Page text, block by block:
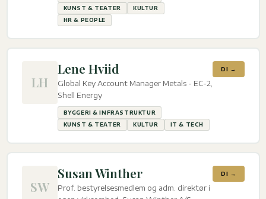
KUNST & TEATER
KULTUR
HR & PEOPLE
LH
Lene Hviid
Global Key Account Manager Metals - EC-2,
Shell Energy
BYGGERI & INFRASTRUKTUR
KUNST & TEATER
KULTUR IT & TECH
DI →
SW
Susan Winther
Prof. bestyrelsesmedlem og adm. direktør i
DI →